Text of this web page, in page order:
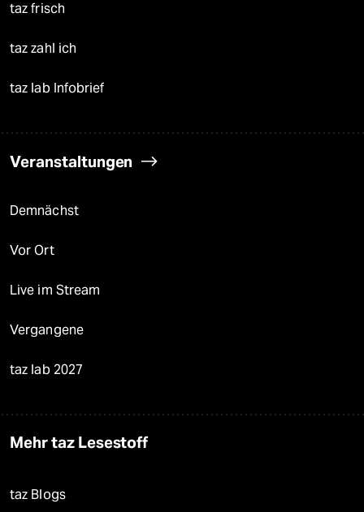
taz frisch
taz zahl ich
taz lab Infobrief
Veranstaltungen
Demnächst
Vor Ort
Live im Stream
Vergangene
taz lab 2027
Mehr taz Lesestoff
taz Blogs